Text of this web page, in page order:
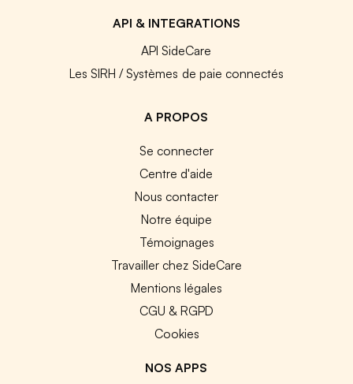
API & INTEGRATIONS
API SideCare
Les SIRH / Systèmes de paie connectés
A PROPOS
Se connecter
Centre d'aide
Nous contacter
Notre équipe
Témoignages
Travailler chez SideCare
Mentions légales
CGU & RGPD
Cookies
NOS APPS